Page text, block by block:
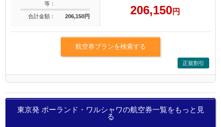
等：
合計金額： 206,150円 206,150円
航空券プランを検索する
正規割引
東京発 ポーランド・ワルシャワの航空券一覧をもっと見
る